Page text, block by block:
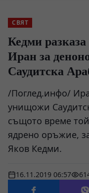
СВЯТ
Кедми
Иран за
Саудитска
/Поглед.инфо/
унищожи
същото време
ядрено оръжие,
Яков Кедми.
16.11.2019 06:57